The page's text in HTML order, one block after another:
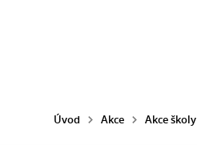
Úvod Akce Akce školy